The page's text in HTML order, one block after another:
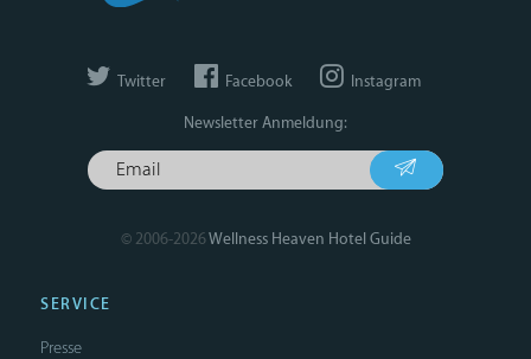
Twitter Facebook Instagram
Newsletter Anmeldung:
© 2006-2026Wellness Heaven Hotel Guide
SERVICE
Presse